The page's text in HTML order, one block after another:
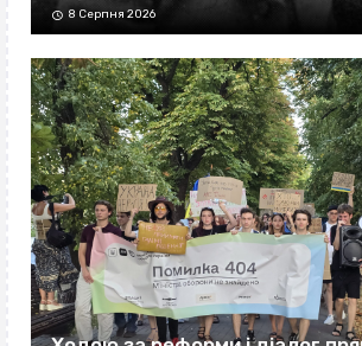
8 Серпня 2026